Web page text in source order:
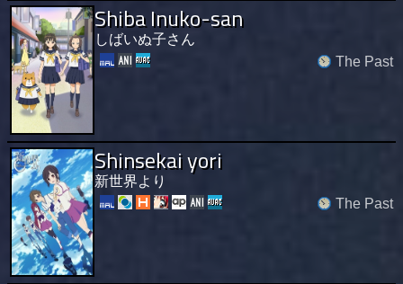
Shiba Inuko-san
しばいぬ子さん
The Past
Shinsekai yori
新世界より
The Past